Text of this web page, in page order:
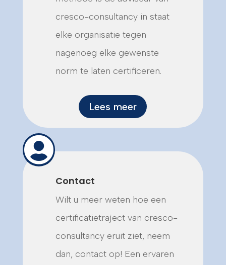
cresco-consultancy in staat
elke organisatie tegen
nagenoeg elke gewenste
norm te laten certificeren.
Lees meer

Contact
Wilt u meer weten hoe een
certificatietraject van cresco-
consultancy eruit ziet, neem
dan, contact op! Een ervaren